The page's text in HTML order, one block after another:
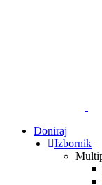
Doniraj
Izbornik